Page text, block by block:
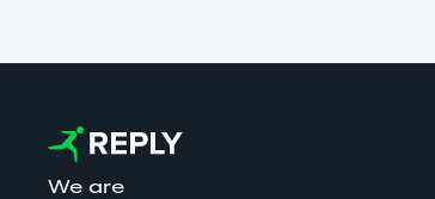
We are